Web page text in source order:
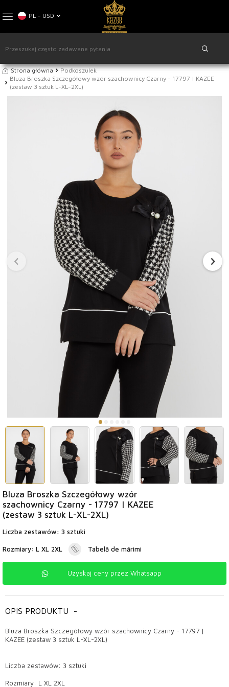
PL − USD
Strona główna
Podkoszulek
Bluza Broszka Szczegółowy wzór szachownicy Czarny - 17797 | KAZEE
(zestaw 3 sztuk L-XL-2XL)
Bluza Broszka Szczegółowy wzór
szachownicy Czarny - 17797 | KAZEE
(zestaw 3 sztuk L-XL-2XL)
Liczba zestawów: 3 sztuki
Rozmiary: L XL 2XL Tabelă de mărimi
Uzyskaj ceny przez Whatsapp
OPIS PRODUKTU -
Bluza Broszka Szczegółowy wzór szachownicy Czarny - 17797 |
KAZEE (zestaw 3 sztuk L-XL-2XL)
Liczba zestawów: 3 sztuki
Rozmiary: L XL 2XL